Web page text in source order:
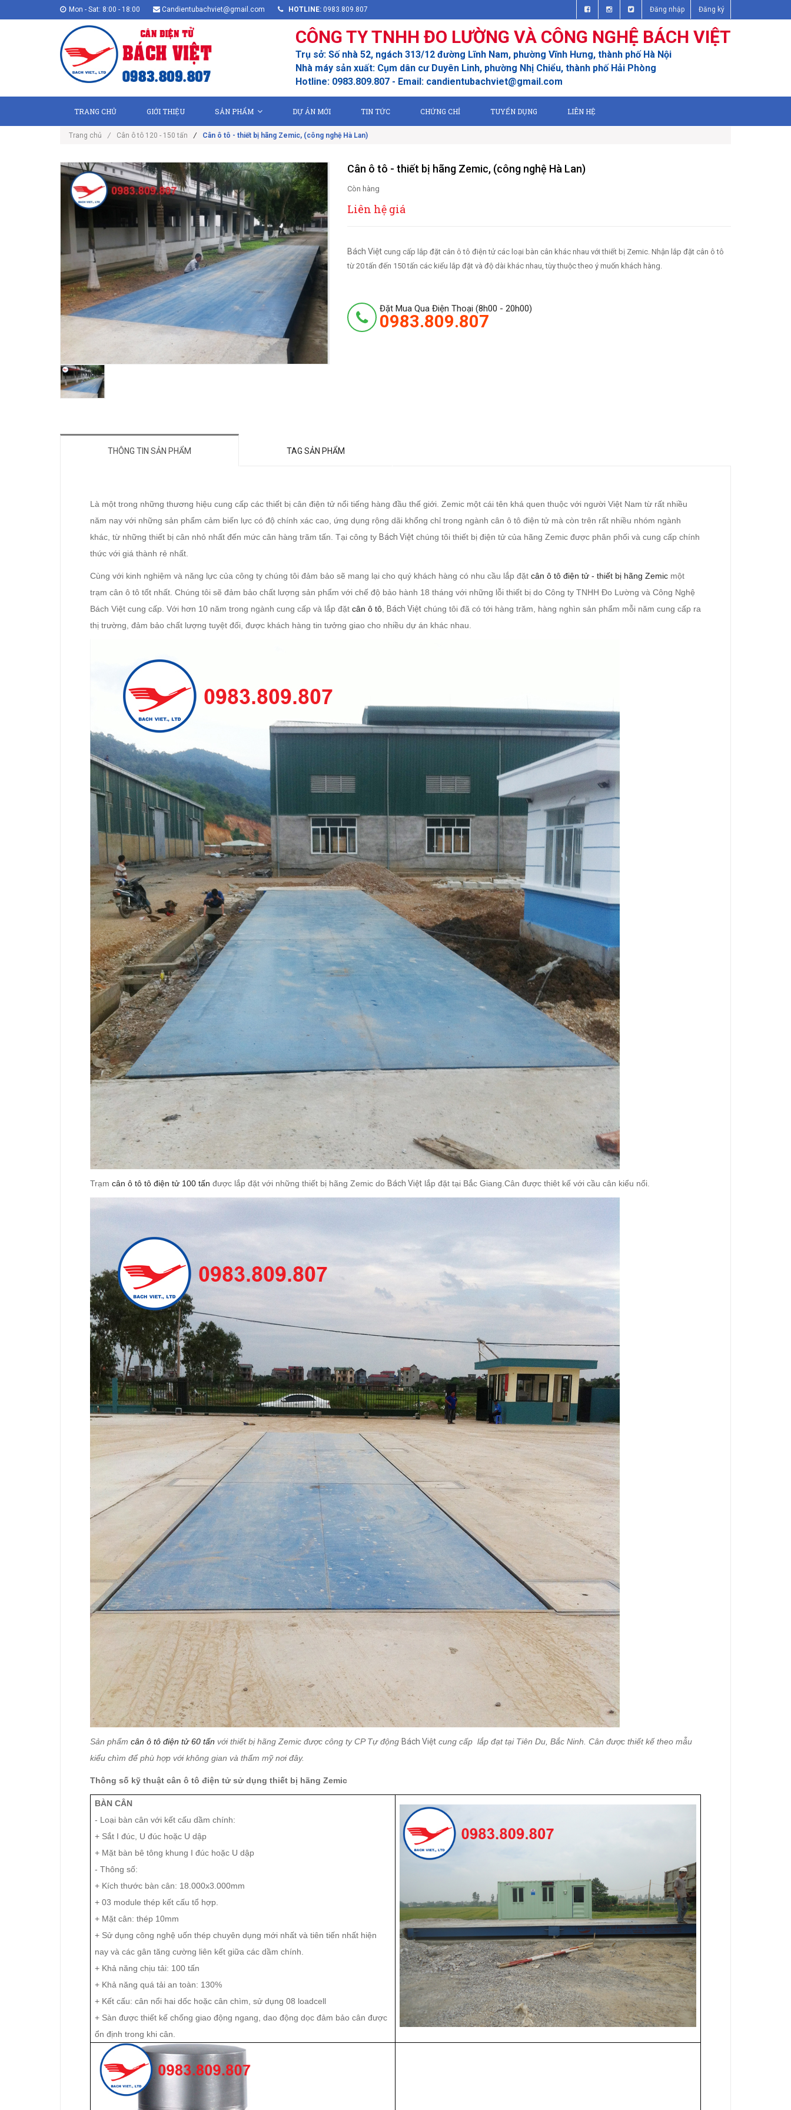
Mon - Sat: 8:00 - 18:00 Candientubachviet@gmail.com HOTLINE: 0983.809.807 Đăng nhập Đăng ký
CÔNG TY TNHH ĐO LƯỜNG VÀ CÔNG NGHỆ BÁCH VIỆT
Trụ sở: Số nhà 52, ngách 313/12 đường Lĩnh Nam, phường Vĩnh Hưng, thành phố Hà Nội
Nhà máy sản xuất: Cụm dân cư Duyên Linh, phường Nhị Chiểu, thành phố Hải Phòng
Hotline: 0983.809.807 - Email: candientubachviet@gmail.com
TRANG CHỦ GIỚI THIỆU SẢN PHẨM DỰ ÁN MỚI TIN TỨC CHỨNG CHỈ TUYỂN DỤNG LIÊN HỆ
Trang chủ / Cân ô tô 120 - 150 tấn / Cân ô tô - thiết bị hãng Zemic, (công nghệ Hà Lan)
Cân ô tô - thiết bị hãng Zemic, (công nghệ Hà Lan)
Còn hàng
Liên hệ giá
Bách Việtcung cấp lắp đặt cân ô tô điện tử các loại bàn cân khác nhau với thiết bị Zemic. Nhận lắp đặt cân ô tô
từ 20 tấn đến 150 tấn các kiểu lắp đặt và độ dài khác nhau, tùy thuộc theo ý muốn khách hàng.
Đặt Mua Qua Điện Thoại (8h00 - 20h00)
0983.809.807
THÔNG TIN SẢN PHẨM TAG SẢN PHẨM
Là một trong những thương hiệu cung cấp các thiết bị cân điện tử nổi tiếng hàng đầu thế giới. Zemic một cái tên khá quen thuộc với người Việt Nam từ rất nhiều
năm nay với những sản phẩm cảm biến lực có độ chính xác cao, ứng dụng rộng dãi khổng chỉ trong ngành cân ô tô điện tử mà còn trên rất nhiều nhóm ngành
khác, từ những thiết bị cân nhỏ nhất đến mức cân hàng trăm tấn. Tại công ty Bách Việt chúng tôi thiết bị điện tử của hãng Zemic được phân phối và cung cấp chính
thức với giá thành rẻ nhất.
Cùng với kinh nghiệm và năng lực của công ty chúng tôi đảm bảo sẽ mang lại cho quý khách hàng có nhu cầu lắp đặt cân ô tô điện tử - thiết bị hãng Zemic một
trạm cân ô tô tốt nhất. Chúng tôi sẽ đảm bảo chất lượng sản phẩm với chế độ bảo hành 18 tháng với những lỗi thiết bị do Công ty TNHH Đo Lường và Công Nghệ
Bách Việt cung cấp. Với hơn 10 năm trong ngành cung cấp và lắp đặt cân ô tô, Bách Việt chúng tôi đã có tới hàng trăm, hàng nghìn sản phẩm mỗi năm cung cấp ra
thị trường, đảm bảo chất lượng tuyệt đối, được khách hàng tin tưởng giao cho nhiều dự án khác nhau.
Trạm cân ô tô tô điện tử 100 tấn được lắp đặt với những thiết bị hãng Zemic do Bách Việt lắp đặt tại Bắc Giang.Cân được thiêt kế với cầu cân kiểu nổi.
Sản phẩm cân ô tô điện tử 60 tấn với thiết bị hãng Zemic được công ty CP Tự động Bách Việt cung cấp lắp đạt tại Tiên Du, Bắc Ninh. Cân được thiết kế theo mẫu
kiểu chìm để phù hợp với không gian và thẩm mỹ nơi đây.
Thông số kỹ thuật cân ô tô điện tử sử dụng thiết bị hãng Zemic
BÀN CÂN
- Loại bàn cân với kết cấu dầm chính:
+ Sắt I đúc, U đúc hoặc U dập
+ Mặt bàn bê tông khung I đúc hoặc U dập
- Thông số:
+ Kích thước bàn cân: 18.000x3.000mm
+ 03 module thép kết cấu tổ hợp.
+ Mặt cân: thép 10mm
+ Sử dụng công nghệ uốn thép chuyên dụng mới nhất và tiên tiến nhất hiện
nay và các gân tăng cường liên kết giữa các dầm chính.
+ Khả năng chịu tải: 100 tấn
+ Khả năng quá tải an toàn: 130%
+ Kết cấu: cân nổi hai dốc hoặc cân chìm, sử dụng 08 loadcell
+ Sàn được thiết kế chống giao động ngang, dao động dọc đảm bảo cân được
ổn định trong khi cân.